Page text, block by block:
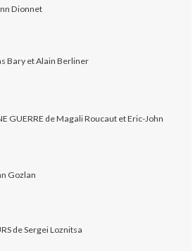
Dionnet
Bary et Alain Berliner
GUERRE de Magali Roucaut et Eric-John
Gozlan
de Sergei Loznitsa